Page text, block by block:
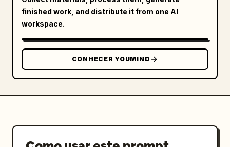
finished work, and distribute it from one AI
workspace.
CONHECER YOUMIND